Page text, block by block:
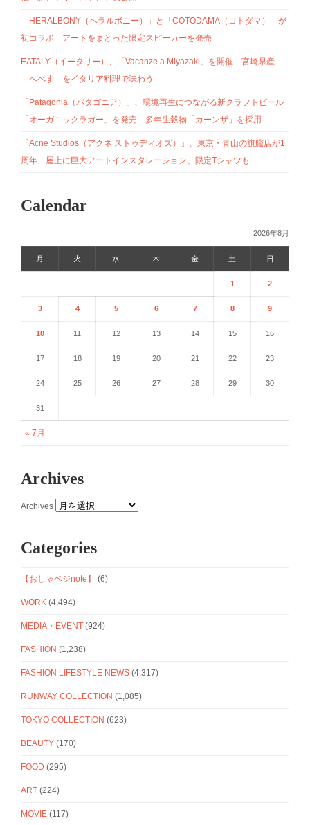
「HERALBONY（ヘラルボニー）」と「COTODAMA（コトダマ）」が
初コラボ アートをまとった限定スピーカーを発売
EATALY（イータリー）、「Vacanze a Miyazaki」を開催 宮崎県産
「へべす」をイタリア料理で味わう
「Patagonia（パタゴニア）」、環境再生につながる新クラフトビール
「オーガニックラガー」を発売 多年生穀物「カーンザ」を採用
「Acne Studios（アクネ ストゥディオズ）」、東京・青山の旗艦店が1
周年 屋上に巨大アートインスタレーション、限定Tシャツも
Calendar
2026年8月
月 火 水 木 金 土 日
« 7月
1 2
3 4 5 6 7 8 9
10 11 12 13 14 15 16
17 18 19 20 21 22 23
24 25 26 27 28 29 30
31
Archives
Archives
Categories
【おしゃベジnote】 (6)
WORK (4,494)
MEDIA・EVENT (924)
FASHION (1,238)
FASHION LIFESTYLE NEWS (4,317)
RUNWAY COLLECTION (1,085)
TOKYO COLLECTION (623)
BEAUTY (170)
FOOD (295)
ART (224)
MOVIE (117)